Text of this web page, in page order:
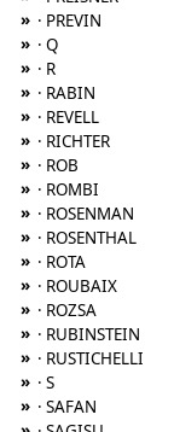
» · PREVIN
» · Q
» · R
» · RABIN
» · REVELL
» · RICHTER
» · ROB
» · ROMBI
» · ROSENMAN
» · ROSENTHAL
» · ROTA
» · ROUBAIX
» · ROZSA
» · RUBINSTEIN
» · RUSTICHELLI
» · S
» · SAFAN